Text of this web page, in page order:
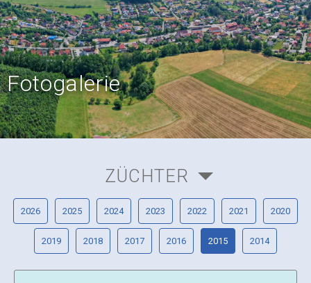
Fotogalerie
ZÜCHTER
2026 2025 2024 2023 2022 2021 2020
2019 2018 2017 2016 2015 2014